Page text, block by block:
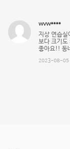
wvw****
지상 연습실
보다 크기도
좋아요!! 동
2023-08-05